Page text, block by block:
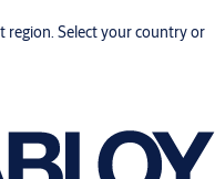
region. Select your country or